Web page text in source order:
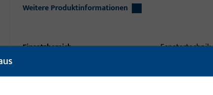
Weitere Produktinformationen
Einsatzbereich
Fenstertechnik,
Produkttyp